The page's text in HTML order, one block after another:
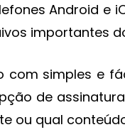
Android e
importantes
com simples e
de
ou qual